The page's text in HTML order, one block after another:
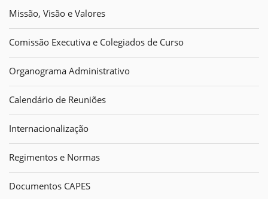
Missão, Visão e Valores
Comissão Executiva e Colegiados de Curso
Organograma Administrativo
Calendário de Reuniões
Internacionalização
Regimentos e Normas
Documentos CAPES